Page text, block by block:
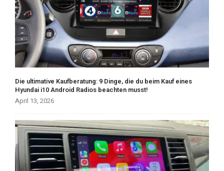
Die ultimative Kaufberatung: 9 Dinge, die du beim Kauf eines
Hyundai i10 Android Radios beachten musst!
April 13, 2026